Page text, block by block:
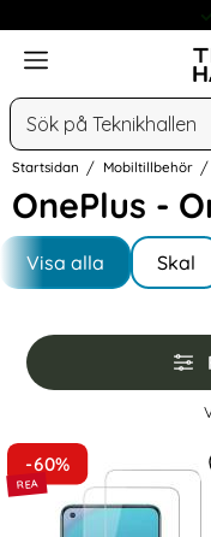
Meny
Sök
Startsidan Mobiltillbehör
OnePlus -
Hoppa
produkter
Visa alla
I OnePlus 8T / 8T+
Skal
Hoppa
över
filtersektionen
Filtrera &
produktlista
-60%